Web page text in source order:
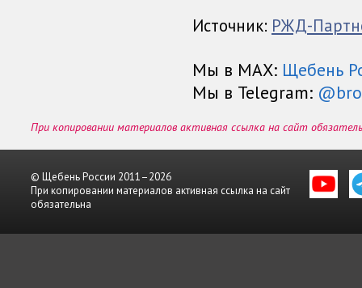
Источник: РЖД-
Мы в МАХ: Щебень
Мы в Telegram:
При копировании материалов активная ссылка на сайт
© Щебень России 2011–2026
При копировании материалов активная ссылка на сайт
обязательна